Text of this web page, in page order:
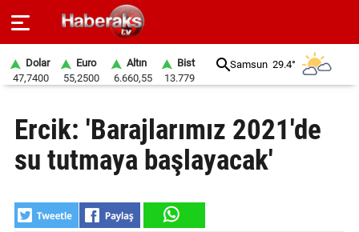
SPOR
YAŞAM
EKONOMİ
Dolar
47,7400
Euro
55,2500
Altın
6.660,55
Bist
13.779
Samsun 29.4°
Ercik: 'Barajlarımız 2021'de
su tutmaya başlayacak'